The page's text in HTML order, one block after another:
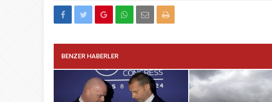
BENZER HABERLER